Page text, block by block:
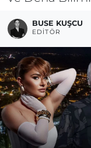
BUSE KUŞCU
EDITÖR